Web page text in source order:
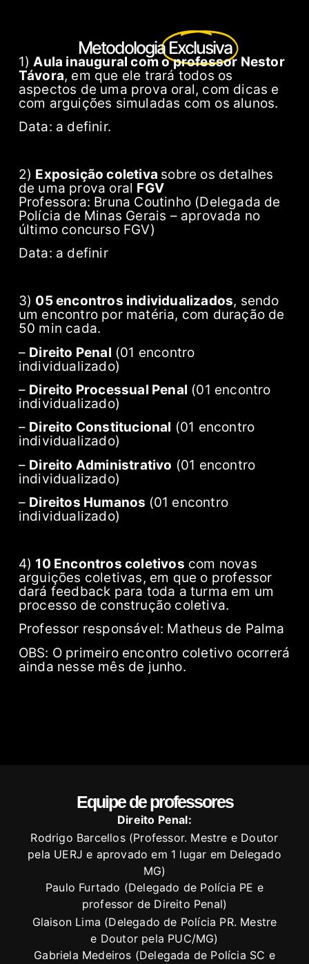
Metodologia Exclusiva
1)Aula inaugural com o professor Nestor
Távora, em que ele trará todos os
aspectos de uma prova oral, com dicas e
com arguições simuladas com os alunos.
Data: a definir.
2) Exposição coletiva sobre os detalhes
de uma prova oral FGV
Professora: Bruna Coutinho (Delegada de
Polícia de Minas Gerais – aprovada no
último concurso FGV)
Data: a definir
3) 05 encontros individualizados, sendo
um encontro por matéria, com duração de
50 min cada.
– Direito Penal (01 encontro
individualizado)
– Direito Processual Penal (01 encontro
individualizado)
– Direito Constitucional (01 encontro
individualizado)
– Direito Administrativo (01 encontro
individualizado)
– Direitos Humanos (01 encontro
individualizado)
4) 10 Encontros coletivos com novas
arguições coletivas, em que o professor
dará feedback para toda a turma em um
processo de construção coletiva.
Professor responsável: Matheus de Palma
OBS: O primeiro encontro coletivo ocorrerá
ainda nesse mês de junho.
Equipe de professores
Direito Penal:
Rodrigo Barcellos (Professor. Mestre e Doutor
pela UERJ e aprovado em 1 lugar em Delegado
MG)
Paulo Furtado (Delegado de Polícia PE e
professor de Direito Penal)
Glaison Lima (Delegado de Polícia PR. Mestre
e Doutor pela PUC/MG)
Gabriela Medeiros (Delegada de Polícia SC e